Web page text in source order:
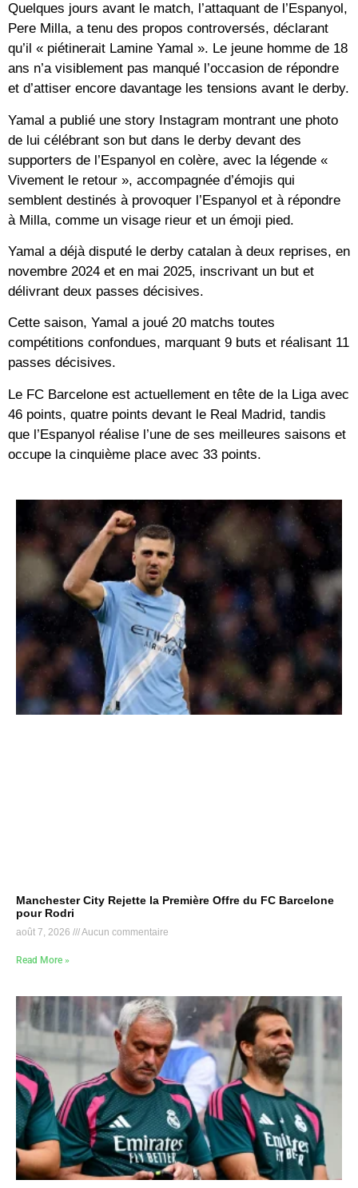
Quelques jours avant le match, l’attaquant de l’Espanyol,
Pere Milla, a tenu des propos controversés, déclarant
qu’il « piétinerait Lamine Yamal ». Le jeune homme de 18
ans n’a visiblement pas manqué l’occasion de répondre
et d’attiser encore davantage les tensions avant le derby.
Yamal a publié une story Instagram montrant une photo
de lui célébrant son but dans le derby devant des
supporters de l’Espanyol en colère, avec la légende «
Vivement le retour », accompagnée d’émojis qui
semblent destinés à provoquer l’Espanyol et à répondre
à Milla, comme un visage rieur et un émoji pied.
Yamal a déjà disputé le derby catalan à deux reprises, en
novembre 2024 et en mai 2025, inscrivant un but et
délivrant deux passes décisives.
Cette saison, Yamal a joué 20 matchs toutes
compétitions confondues, marquant 9 buts et réalisant 11
passes décisives.
Le FC Barcelone est actuellement en tête de la Liga avec
46 points, quatre points devant le Real Madrid, tandis
que l’Espanyol réalise l’une de ses meilleures saisons et
occupe la cinquième place avec 33 points.
Manchester City Rejette la Première Offre du FC Barcelone
pour Rodri
août 7, 2026 Aucun commentaire
Read More »